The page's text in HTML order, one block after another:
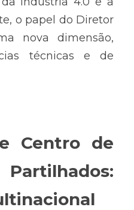
o papel do Diretor
nova dimensão,
técnicas e de
Centro de